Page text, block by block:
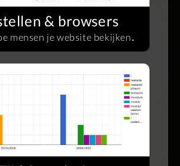
& browsers
mensen je website bekijken